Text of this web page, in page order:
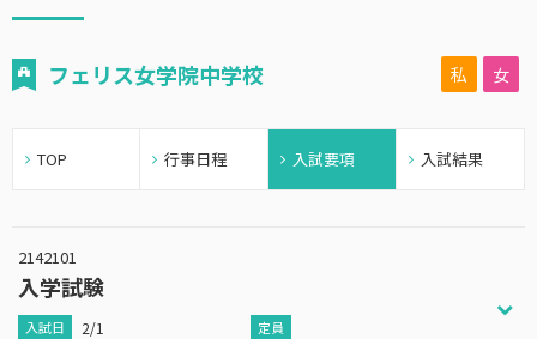
フェリス女学院中学校 私 女
TOP 行事日程 入試要項 入試結果
2142101
入学試験
2/1